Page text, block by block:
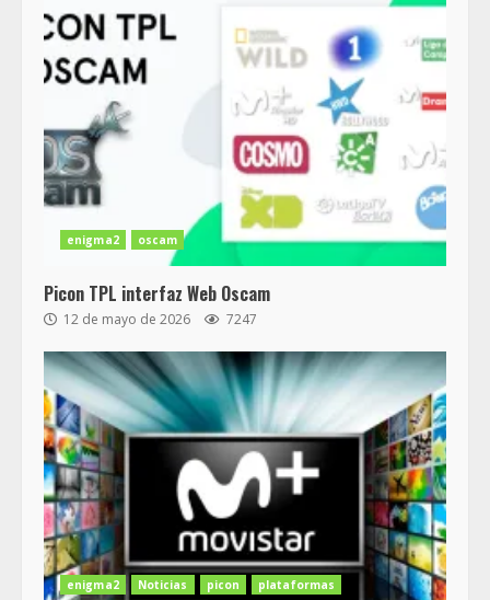
enigma2 oscam
Picon TPL interfaz Web Oscam
12 de mayo de 2026 7247
enigma2 Noticias picon
plataformas